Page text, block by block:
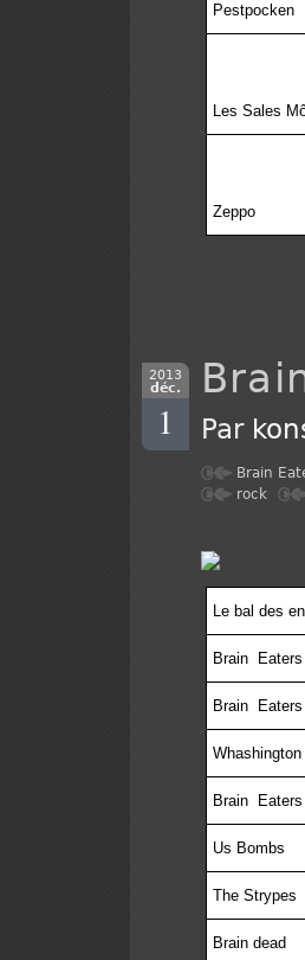
Pestpocken
Les Sales
Zeppo
2013
déc.
1 Par
Brain
rock
Le bal des
Brain Eaters
Brain Eaters
Brain Eaters
Us Bombs
The Strypes
Brain dead